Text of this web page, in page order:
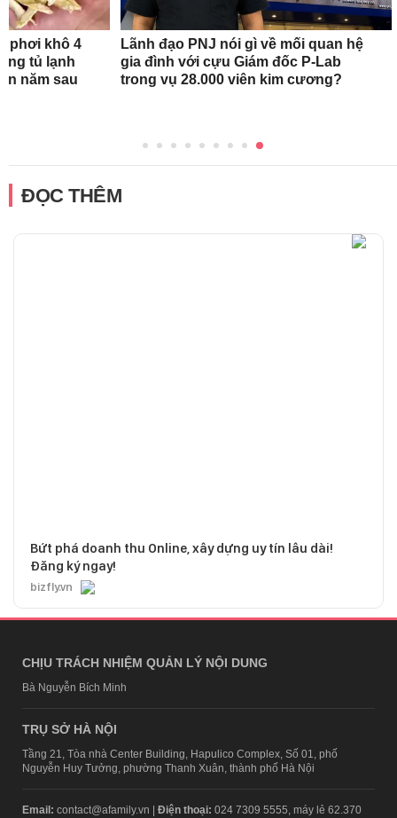
phơi khô 4
tủ lạnh
năm sau
Lãnh đạo PNJ nói gì về mối quan hệ
gia đình với cựu Giám đốc P-Lab
trong vụ 28.000 viên kim cương?
ĐỌC THÊM
Bứt phá doanh thu Online, xây dựng uy tín lâu dài!
Đăng ký ngay!
bizfly.vn
CHỊU TRÁCH NHIỆM QUẢN LÝ NỘI DUNG
Bà Nguyễn Bích Minh
TRỤ SỞ HÀ NỘI
Tầng 21, Tòa nhà Center Building, Hapulico Complex, Số 01, phố
Nguyễn Huy Tưởng, phường Thanh Xuân, thành phố Hà Nội
Email: contact@afamily.vn | Điện thoại: 024 7309 5555, máy lẻ 62.370